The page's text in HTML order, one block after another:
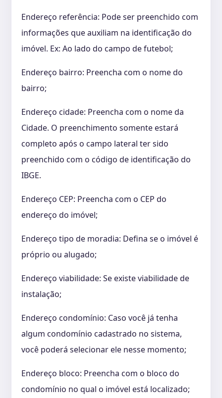
Endereço referência: Pode ser preenchido com
informações que auxiliam na identificação do
imóvel. Ex: Ao lado do campo de futebol;
Endereço bairro: Preencha com o nome do
bairro;
Endereço cidade: Preencha com o nome da
Cidade. O preenchimento somente estará
completo após o campo lateral ter sido
preenchido com o código de identificação do
IBGE.
Endereço CEP: Preencha com o CEP do
endereço do imóvel;
Endereço tipo de moradia: Defina se o imóvel é
próprio ou alugado;
Endereço viabilidade: Se existe viabilidade de
instalação;
Endereço condomínio: Caso você já tenha
algum condomínio cadastrado no sistema,
você poderá selecionar ele nesse momento;
Endereço bloco: Preencha com o bloco do
condomínio no qual o imóvel está localizado;